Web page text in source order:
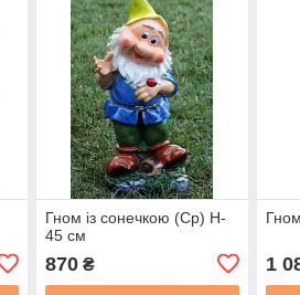
Гном із сонечкою (Ср) H-
45 см
870₴ 1